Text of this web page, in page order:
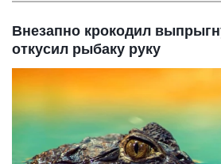
Внезапно крокодил
откусил рыбаку руку